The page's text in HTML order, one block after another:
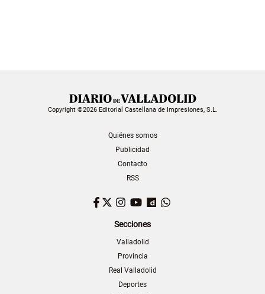
Copyright ©2026 Editorial Castellana de Impresiones, S.L.
Quiénes somos
Publicidad
Contacto
RSS
Facebook
TwitterInstagram
YouTubeDailymotion
Secciones
Valladolid
Provincia
Real Valladolid
Deportes